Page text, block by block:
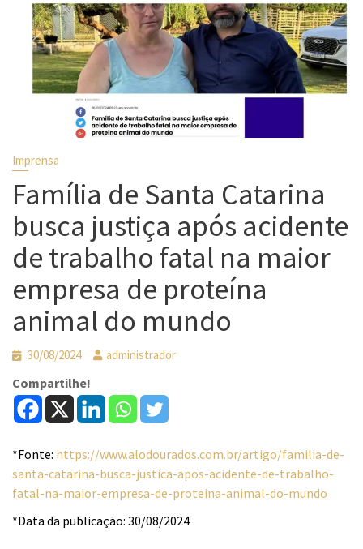
Imprensa
Família de Santa Catarina
busca justiça após acidente
de trabalho fatal na maior
empresa de proteína
animal do mundo
30/08/2024 administrador
Compartilhe!
*Fonte: https://www.alodourados.com.br/artigo/familia-de-
santa-catarina-busca-justica-apos-acidente-de-trabalho-
fatal-na-maior-empresa-de-proteina-animal-do-mundo
*Data da publicação: 30/08/2024